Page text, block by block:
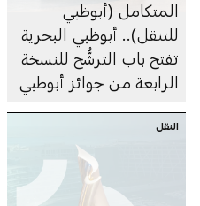
المتكامل (أبوظبي
للتنقل).. أبوظبي البحرية
تفتح باب الترشُّح للنسخة
الرابعة من جوائز أبوظبي
النقل